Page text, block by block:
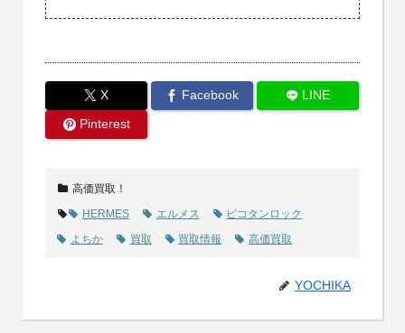
X Facebook
LINE
Pinterest
高価買取！
HERMES
エルメス
ピコタンロック
よちか
買取 買取情報 高価買取
YOCHIKA